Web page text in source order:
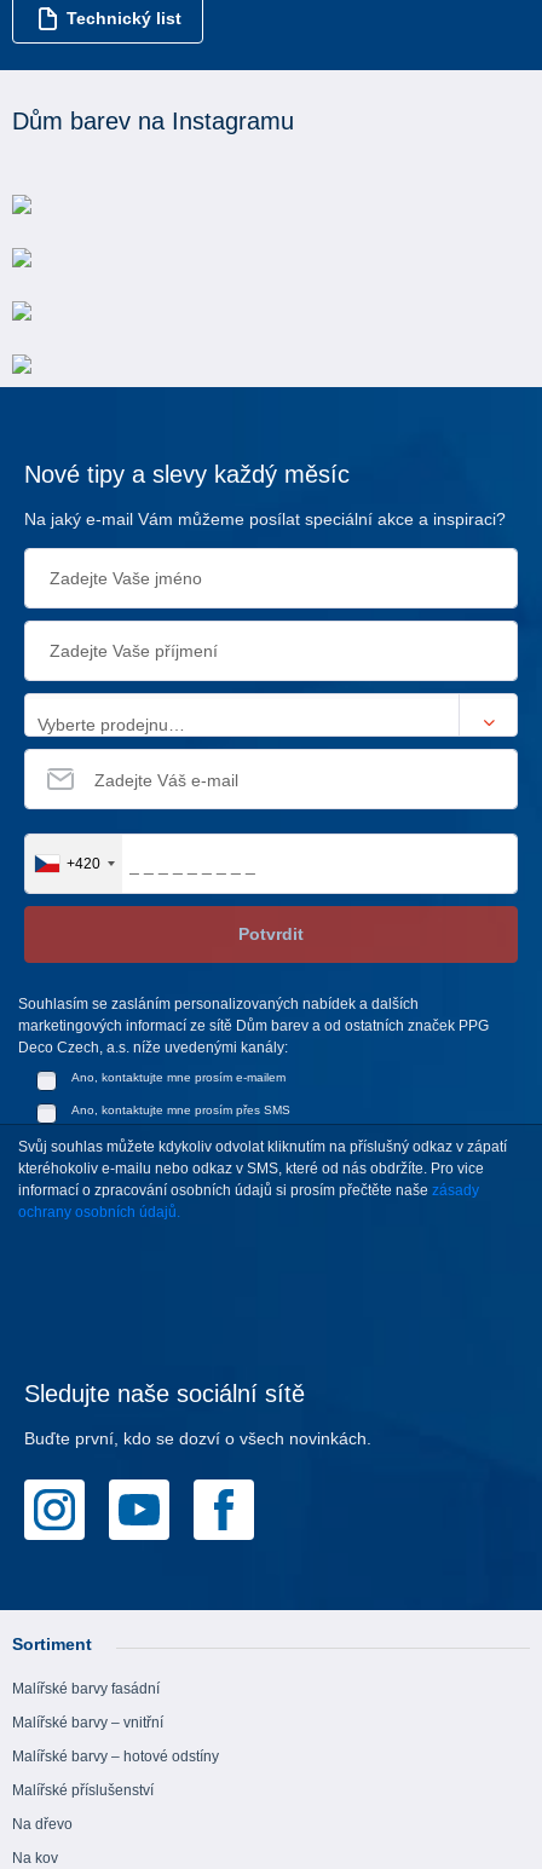
Technický list
Dům barev na Instagramu
Nové tipy a slevy každý měsíc
Na jaký e-mail Vám můžeme posílat speciální akce a inspiraci?
Vyberte prodejnu…
+420
Potvrdit
Souhlasím se zasláním personalizovaných nabídek a dalších
marketingových informací ze sítě Dům barev a od ostatních značek PPG
Deco Czech, a.s. níže uvedenými kanály:
Ano, kontaktujte mne prosím e-mailem
Ano, kontaktujte mne prosím přes SMS
Svůj souhlas můžete kdykoliv odvolat kliknutím na příslušný odkaz v zápatí
kteréhokoliv e-mailu nebo odkaz v SMS, které od nás obdržíte. Pro vice
informací o zpracování osobních údajů si prosím přečtěte naše zásady
ochrany osobních údajů.
Sledujte naše sociální sítě
Buďte první, kdo se dozví o všech novinkách.
Sortiment
Malířské barvy fasádní
Malířské barvy – vnitřní
Malířské barvy – hotové odstíny
Malířské příslušenství
Na dřevo
Na kov